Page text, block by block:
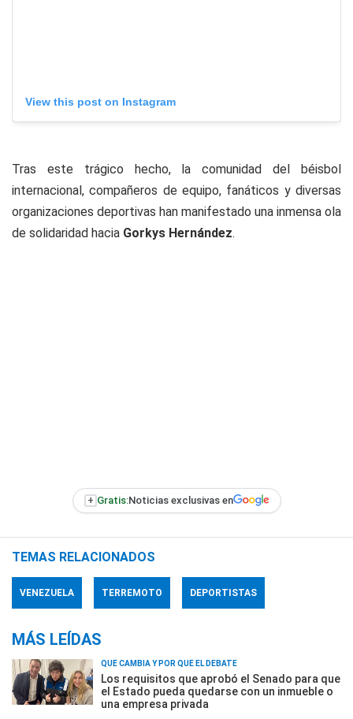
View this post on Instagram
Tras este trágico hecho, la comunidad del béisbol
internacional, compañeros de equipo, fanáticos y diversas
organizaciones deportivas han manifestado una inmensa ola
de solidaridad hacia Gorkys Hernández.
+ Gratis:Noticias exclusivas en
TEMAS RELACIONADOS
VENEZUELA TERREMOTO DEPORTISTAS
MÁS LEÍDAS
QUÉ CAMBIA Y POR QUÉ EL DEBATE
Los requisitos que aprobó el Senado para que
el Estado pueda quedarse con un inmueble o
una empresa privada